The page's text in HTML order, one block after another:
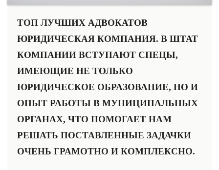
ТОП ЛУЧШИХ АДВОКАТОВ
ЮРИДИЧЕСКАЯ КОМПАНИЯ. В ШТАТ
КОМПАНИИ ВСТУПАЮТ СПЕЦЫ,
ИМЕЮЩИЕ НЕ ТОЛЬКО
ЮРИДИЧЕСКОЕ ОБРАЗОВАНИЕ, НО И
ОПЫТ РАБОТЫ В МУНИЦИПАЛЬНЫХ
ОРГАНАХ, ЧТО ПОМОГАЕТ НАМ
РЕШАТЬ ПОСТАВЛЕННЫЕ ЗАДАЧКИ
ОЧЕНЬ ГРАМОТНО И КОМПЛЕКСНО.